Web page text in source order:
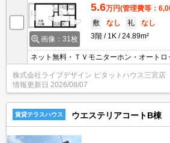
画像：31枚
5.6万円(管理費等：
敷
なし 礼
なし
3階
1K 24.89m²
ネット無料・ＴＶモニターホン・オート
計！現地待ち合わせも可
株式会社ライブデザイン ピタットハウス三宮店
情報更新日 2026/08/07
賃貸テラスハウス ウエステリアコートB棟